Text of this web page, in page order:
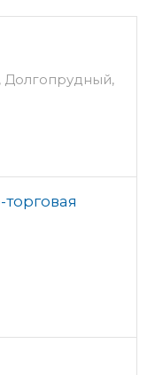
Долгопрудный,